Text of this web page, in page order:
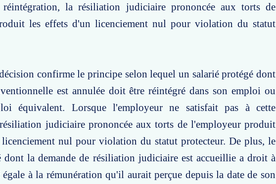
la résiliation judiciaire prononcée aux torts de
les effets d'un licenciement nul pour violation du statut
confirme le principe selon lequel un salarié protégé dont
est annulée doit être réintégré dans son emploi ou
équivalent. Lorsque l'employeur ne satisfait pas à cette
judiciaire prononcée aux torts de l'employeur produit
nul pour violation du statut protecteur. De plus, le
dont la demande de résiliation judiciaire est accueillie a droit à
à la rémunération qu'il aurait perçue depuis la date de son